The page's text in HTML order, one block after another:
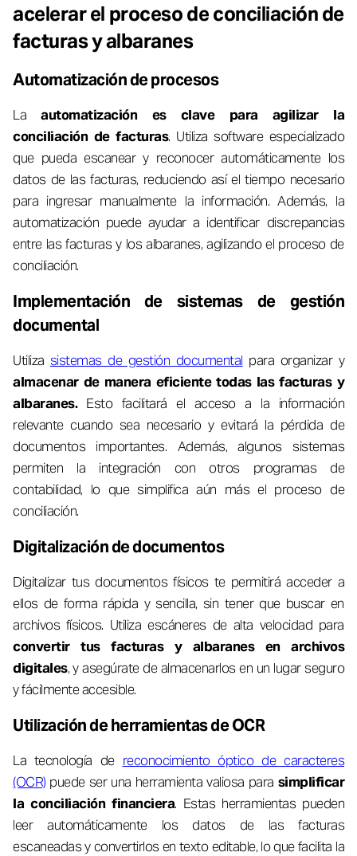
acelerar el proceso de conciliación de
facturas y albaranes
Automatización de procesos
Laautomatización es clave para agilizar la
conciliación de facturas. Utiliza software especializado
que pueda escanear y reconocer automáticamente los
datos de las facturas, reduciendo así el tiempo necesario
para ingresar manualmente la información. Además, la
automatización puede ayudar a identificar discrepancias
entre las facturas y los albaranes, agilizando el proceso de
conciliación.
Implementación de sistemas de gestión
documental
Utiliza sistemas de gestión documental para organizar y
almacenar de manera eficiente todas las facturas y
albaranes.Esto facilitará el acceso a la información
relevante cuando sea necesario y evitará la pérdida de
documentos importantes. Además, algunos sistemas
permiten la integración con otros programas de
contabilidad, lo que simplifica aún más el proceso de
conciliación.
Digitalización de documentos
Digitalizar tus documentos físicos te permitirá acceder a
ellos de forma rápida y sencilla, sin tener que buscar en
archivos físicos. Utiliza escáneres de alta velocidad para
convertir tus facturas y albaranes en archivos
digitales, y asegúrate de almacenarlos en un lugar seguro
y fácilmente accesible.
Utilización de herramientas de OCR
La tecnología de reconocimiento óptico de caracteres
(OCR) puede ser una herramienta valiosa para simplificar
la conciliación financiera. Estas herramientas pueden
leer automáticamente los datos de las facturas
escaneadas y convertirlos en texto editable, lo que facilita la